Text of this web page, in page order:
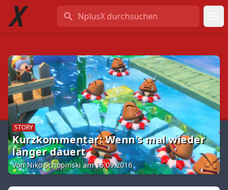
NplusX durchsuchen
STORY
Kurzkommentar: Wenn's mal wieder
länger dauert
Von Niko Schopinski am 16.09.2016